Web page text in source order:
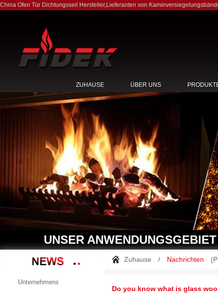
China Ofen Tür Dichtungsseil Hersteller,Lieferanten von
ZUHAUSE ÜBER UNS
UNSER ANWENDUNGSGEBIET
Unternehmens
Zuhause / Nachrichten
Do you know what is glass